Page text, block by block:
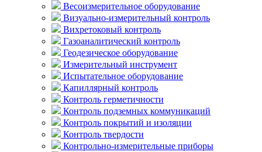
Весоизмерительное оборудование
Визуально-измерительный контроль
Вихретоковый контроль
Газоаналитический контроль
Геодезическое оборудование
Измерительный инструмент
Испытательное оборудование
Капиллярный контроль
Контроль герметичности
Контроль подземных коммуникаций
Контроль покрытий и изоляции
Контроль твердости
Контрольно-измерительные приборы